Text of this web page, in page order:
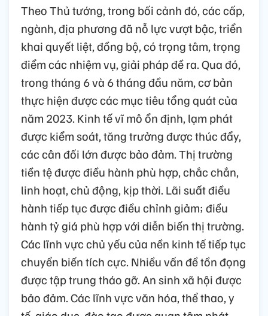
Theo Thủ tướng, trong bối cảnh đó, các cấp,
ngành, địa phương đã nỗ lực vượt bậc, triển
khai quyết liệt, đồng bộ, có trọng tâm, trọng
điểm các nhiệm vụ, giải pháp đề ra. Qua đó,
trong tháng 6 và 6 tháng đầu năm, cơ bản
thực hiện được các mục tiêu tổng quát của
năm 2023. Kinh tế vĩ mô ổn định, lạm phát
được kiểm soát, tăng trưởng được thúc đẩy,
các cân đối lớn được bảo đảm. Thị trường
tiền tệ được điều hành phù hợp, chắc chắn,
linh hoạt, chủ động, kịp thời. Lãi suất điều
hành tiếp tục được điều chỉnh giảm; điều
hành tỷ giá phù hợp với diễn biến thị trường.
Các lĩnh vực chủ yếu của nền kinh tế tiếp tục
chuyển biến tích cực. Nhiều vấn đề tồn đọng
được tập trung tháo gỡ. An sinh xã hội được
bảo đảm. Các lĩnh vực văn hóa, thể thao, y